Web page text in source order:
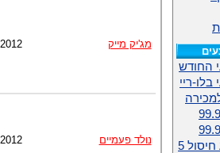
מג'יק מייק 2012
נולד פעמיים 2012
החודש
בלו-ריי
מבצע חיסול 5